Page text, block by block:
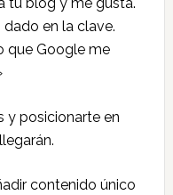
tu blog y me gusta.
dado en la clave.
que Google me
y posicionarte en
contenido único